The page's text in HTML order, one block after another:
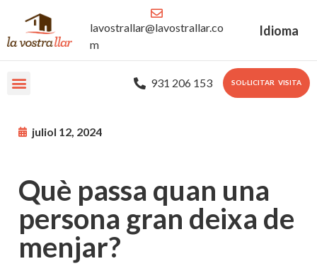
lavostrallar@lavostrallar.co
m
Idioma
931 206 153 SOL·LICITAR VISITA
juliol 12, 2024
Què passa quan una
persona gran deixa de
menjar?